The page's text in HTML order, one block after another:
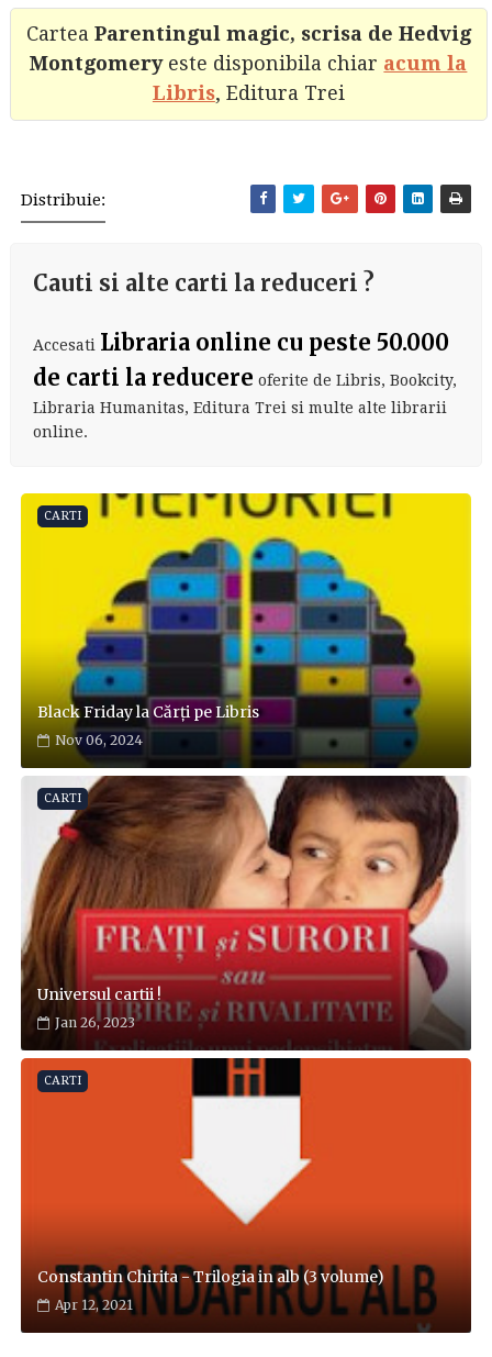
Cartea Parentingul magic, scrisa de Hedvig
Montgomeryeste disponibila chiar acum la
Libris, Editura Trei
Distribuie:
Cauti si alte carti la reduceri ?
Accesati Libraria online cu peste 50.000
de carti la reducere oferite de Libris, Bookcity,
Libraria Humanitas, Editura Trei si multe alte librarii
online.
CARTI
Black Friday la Cărți pe Libris
Nov 06, 2024
CARTI
Universul cartii !
Jan 26, 2023
CARTI
Constantin Chirita - Trilogia in alb (3 volume)
Apr 12, 2021